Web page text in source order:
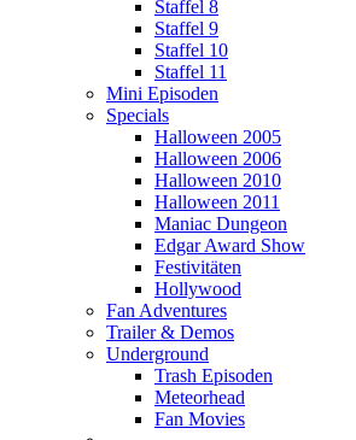
Staffel 8
Staffel 9
Staffel 10
Staffel 11
Mini Episoden
Specials
Halloween 2005
Halloween 2006
Halloween 2010
Halloween 2011
Maniac Dungeon
Edgar Award Show
Festivitäten
Hollywood
Fan Adventures
Trailer & Demos
Underground
Trash Episoden
Meteorhead
Fan Movies